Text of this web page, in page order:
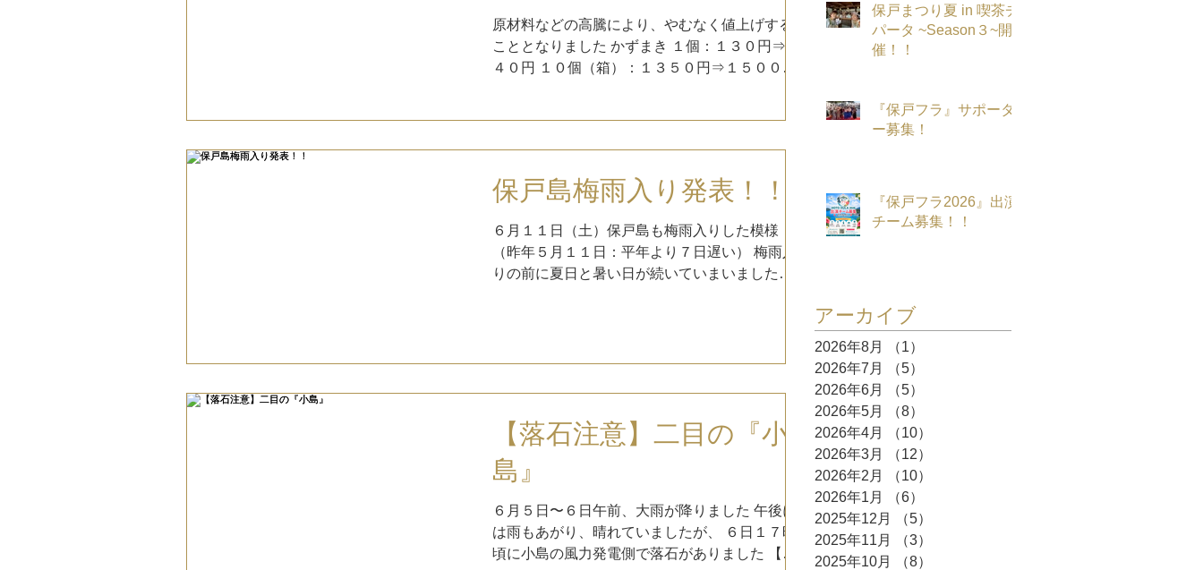
原材料などの高騰により、やむなく値上げする
こととなりました かずまき １個：１３０円⇒１
４０円 １０個（箱）：１３５０円⇒１５００円
保戸島梅雨入り発表！！
６月１１日（土）保戸島も梅雨入りした模様
（昨年５月１１日：平年より７日遅い） 梅雨入
りの前に夏日と暑い日が続いていまいました
【落石注意】二目の『小
島』
６月５日〜６日午前、大雨が降りました 午後に
は雨もあがり、晴れていましたが、 ６日１７時
頃に小島の風力発電側で落石がありました 【落
保戸まつり夏 in 喫茶チ
パータ ~Season３~開
催！！
『保戸フラ』サポータ
ー募集！
『保戸フラ2026』出演
チーム募集！！
アーカイブ
2026年8月 （1）
2026年7月
（5）
2026年6月
（5）
2026年5月
（8）
2026年4月
（10）
2026年3月
（12）
2026年2月
（10）
2026年1月
（6）
2025年12月
（5）
2025年11月
（3）
2025年10月
（8）